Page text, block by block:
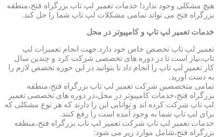
هیچ مشکلی وجود ندارد! خدمات تعمیر لپ تاب بزرگراه فتح،منطقه
بزرگراه فتح می تواند تمامی مشکلات لپ تاپ شما را حل کند.
خدمات تعمیر لپ تاپ و کامپیوتر در محل
تعمیر لپ تاپ تخصص خاص خود دارد.جهت انجام تعمیرات لپ
تاپ،نیاز است تا در دوره های تخصصی شرکت کرد و چندین سال
کار تعمیر لپ تاپ را انجام داد تا بتوانید در این حوزه تخصص لازم را
به دست آورید.
تمامی متخصصین شرکت تعمیر لپ تاب بزرگراه فتح،منطقه
بزرگراه فتح،خدمات کامپیوتر در محل،در دوره های تخصصی تعمیر
لپ تاپ شرکت کرده اند و توانایی این را دارند که هر نوع مشکلی که
برای لپ تاپ شما به وجود آمده است را رفع کنند.
خدمات تعمیر لپ تاپ شرکت تعمیر لپ تاب بزرگراه فتح،منطقه
بزرگراه فتح،شامل موارد زیر می شود: